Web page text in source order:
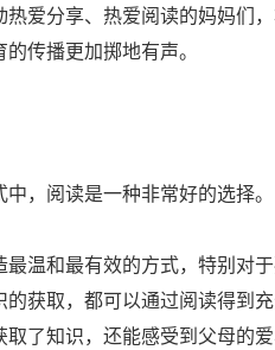
爱分享、热爱阅读的妈妈们
传播更加掷地有声。
阅读是一种非常好的选择。
温和最有效的方式，特别对
获取，都可以通过阅读得到
了知识，还能感受到父母的